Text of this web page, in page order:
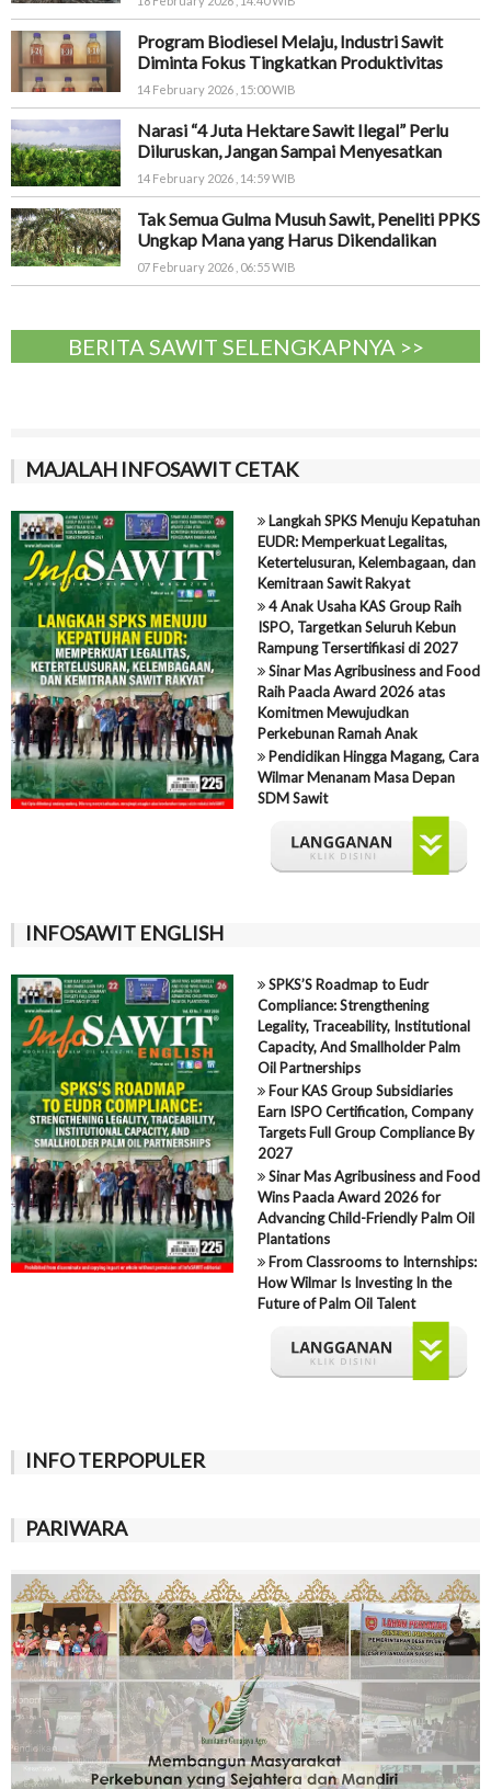
Program Biodiesel Melaju, Industri Sawit
Diminta Fokus Tingkatkan Produktivitas
14 February 2026 , 15:00 WIB
Narasi “4 Juta Hektare Sawit Ilegal” Perlu
Diluruskan, Jangan Sampai Menyesatkan
14 February 2026 , 14:59 WIB
Tak Semua Gulma Musuh Sawit, Peneliti PPKS
Ungkap Mana yang Harus Dikendalikan
07 February 2026 , 06:55 WIB
BERITA SAWIT SELENGKAPNYA >>
MAJALAH INFOSAWIT CETAK
Langkah SPKS Menuju Kepatuhan
EUDR: Memperkuat Legalitas,
Ketertelusuran, Kelembagaan, dan
Kemitraan Sawit Rakyat
4 Anak Usaha KAS Group Raih
ISPO, Targetkan Seluruh Kebun
Rampung Tersertifikasi di 2027
Sinar Mas Agribusiness and Food
Raih Paacla Award 2026 atas
Komitmen Mewujudkan
Perkebunan Ramah Anak
Pendidikan Hingga Magang, Cara
Wilmar Menanam Masa Depan
SDM Sawit
INFOSAWIT ENGLISH
SPKS’S Roadmap to Eudr
Compliance: Strengthening
Legality, Traceability, Institutional
Capacity, And Smallholder Palm
Oil Partnerships
Four KAS Group Subsidiaries
Earn ISPO Certification, Company
Targets Full Group Compliance By
2027
Sinar Mas Agribusiness and Food
Wins Paacla Award 2026 for
Advancing Child-Friendly Palm Oil
Plantations
From Classrooms to Internships:
How Wilmar Is Investing In the
Future of Palm Oil Talent
INFO TERPOPULER
PARIWARA